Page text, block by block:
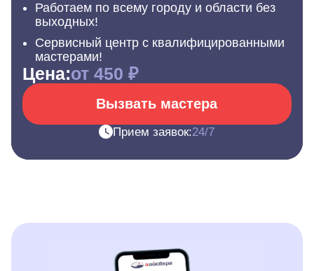
Работаем по всему городу и области без
выходных!
Сервисный центр с квалифицированными
мастерами!
Цена:от 450 ₽
Вызвать мастера
Прием заявок:24/7